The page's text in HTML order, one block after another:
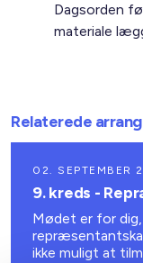
Dagsorden
materiale
Relaterede
02. SEPTEMBER
9. kreds -
Mødet er for
ikke muligt at